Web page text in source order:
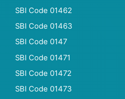
SBI Code 01462
SBI Code 01463
SBI Code 0147
SBI Code 01471
SBI Code 01472
SBI Code 01473